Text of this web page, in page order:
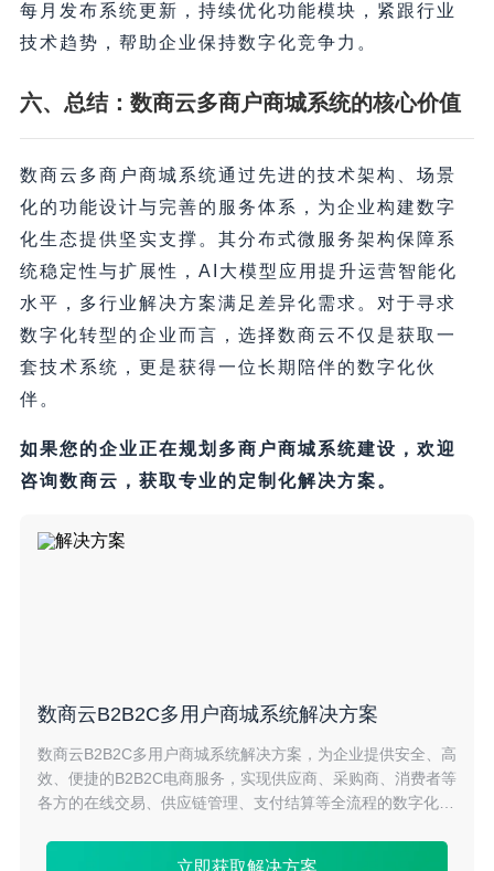
每月发布系统更新，持续优化功能模块，紧跟行业
技术趋势，帮助企业保持数字化竞争力。
六、总结：数商云多商户商城系统的核心价值
数商云多商户商城系统通过先进的技术架构、场景
化的功能设计与完善的服务体系，为企业构建数字
化生态提供坚实支撑。其分布式微服务架构保障系
统稳定性与扩展性，AI大模型应用提升运营智能化
水平，多行业解决方案满足差异化需求。对于寻求
数字化转型的企业而言，选择数商云不仅是获取一
套技术系统，更是获得一位长期陪伴的数字化伙
伴。
如果您的企业正在规划多商户商城系统建设，欢迎
咨询数商云，获取专业的定制化解决方案。
数商云B2B2C多用户商城系统解决方案
数商云B2B2C多用户商城系统解决方案，为企业提供安全、高
效、便捷的B2B2C电商服务，实现供应商、采购商、消费者等
各方的在线交易、供应链管理、支付结算等全流程的数字化管